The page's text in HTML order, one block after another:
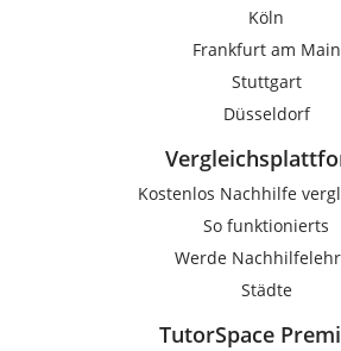
Köln
Frankfurt am Main
Stuttgart
Düsseldorf
Kostenlos Nachhilfe
So funktionierts
Werde
Städte
TutorSpace